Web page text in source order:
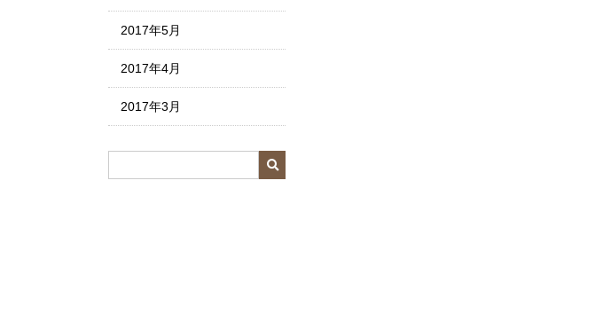
2017年5月
2017年4月
2017年3月